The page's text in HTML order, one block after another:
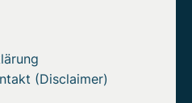
(Disclaimer)